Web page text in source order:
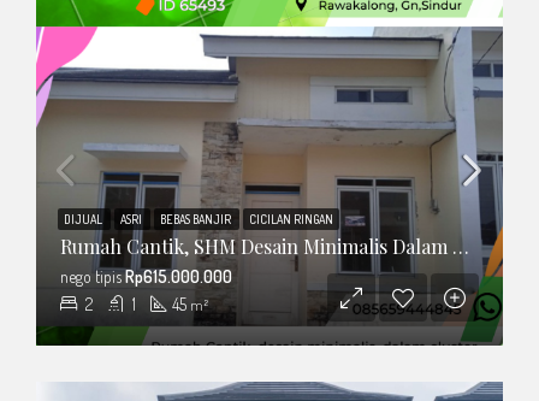
Rumah Cantik, SHM Desain Minimalis Dalam Cluster
2 1 45 m²
nego tipisRp615.000.000
DIJUAL ASRI BEBAS BANJIR CICILAN RINGAN